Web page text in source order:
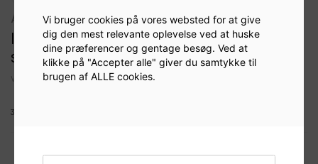
Vi bruger cookies på vores websted for at give
dig den mest relevante oplevelse ved at huske
dine præferencer og gentage besøg. Ved at
klikke på "Accepter alle" giver du samtykke til
brugen af ALLE cookies.
ITALMATIC STD. Vægt 10 g (Æske á 100
stk.)
afbalancering
Varenr: 918410
3090702